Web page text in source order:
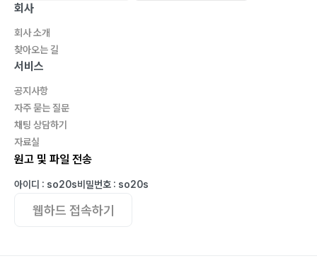
회사
회사 소개
찾아오는 길
서비스
공지사항
자주 묻는 질문
채팅 상담하기
자료실
원고 및 파일 전송
아이디 : so20s비밀번호 : so20s
웹하드 접속하기